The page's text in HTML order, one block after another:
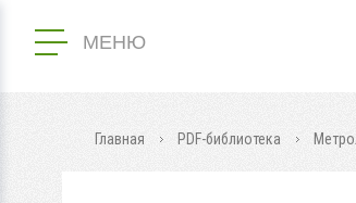
МЕНЮ
Главная PDF-библиотека